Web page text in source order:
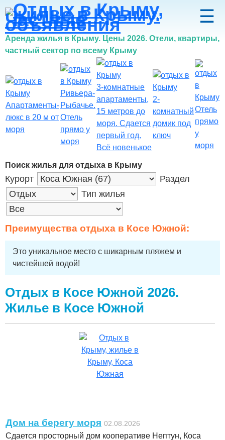
Аренда жилья в Крыму. Цены 2026. Отели, квартиры,
частный сектор по всему Крыму
☰
Апартаменты-
люкс в 20 м от
моря
Ривьера-
Рыбачье.
Отель
прямо у
моря
3-комнатные
апартаменты,
15 метров до
моря. Сдается
первый год.
Всё новенькое
2-
комнатный
домик под
ключ
Отель
прямо
у
моря
Поиск жилья для отдыха в Крыму
Курорт
Раздел
Тип жилья
Преимущества отдыха в Косе Южной:
Это уникальное место с шикарным пляжем и
чистейшей водой!
Отдых в Косе Южной 2026.
Жилье в Косе Южной
Дом на берегу моря 02.08.2026
Сдается просторный дом кооперативе Нептун, Коса